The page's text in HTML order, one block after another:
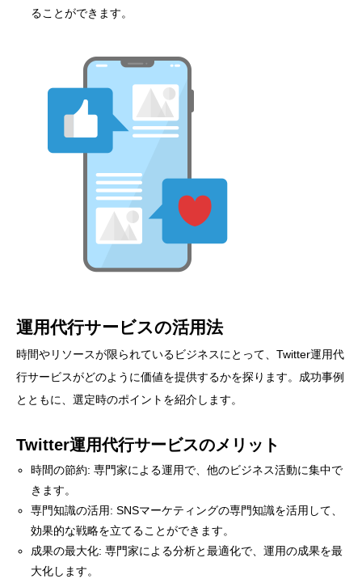
ることができます。
運用代行サービスの活用法
時間やリソースが限られているビジネスにとって、Twitter運用代
行サービスがどのように価値を提供するかを探ります。成功事例
とともに、選定時のポイントを紹介します。
Twitter運用代行サービスのメリット
時間の節約: 専門家による運用で、他のビジネス活動に集中で
きます。
専門知識の活用: SNSマーケティングの専門知識を活用して、
効果的な戦略を立てることができます。
成果の最大化: 専門家による分析と最適化で、運用の成果を最
大化します。